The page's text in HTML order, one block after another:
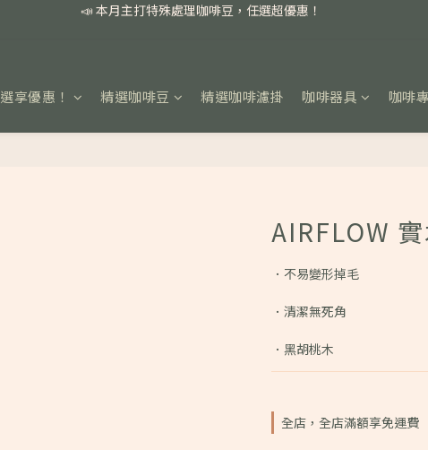
📣 本月主打特殊處理咖啡豆，任選超優惠！
享優惠！ 精選咖啡豆 精選咖啡濾掛 咖啡器具 咖啡
AIRFLOW
．不易變形掉毛
．清潔無死角
．黑胡桃木
全店，全店滿額享免運費